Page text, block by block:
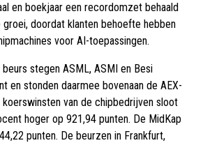
en boekjaar een recordomzet behaald
doordat klanten behoefte hebben
voor AI-toepassingen.
stegen ASML, ASMI en Besi
en stonden daarmee bovenaan de AEX-
van de chipbedrijven sloot
hoger op 921,94 punten. De MidKap
punten. De beurzen in Frankfurt,